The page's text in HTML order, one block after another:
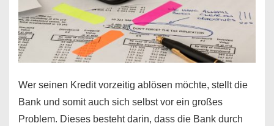
Wer seinen Kredit vorzeitig ablösen möchte, stellt die
Bank und somit auch sich selbst vor ein großes
Problem. Dieses besteht darin, dass die Bank durch